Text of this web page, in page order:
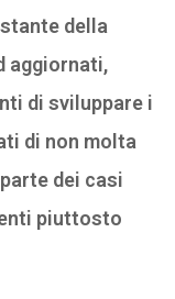
della
aggiornati,
di sviluppare i
di non molta
dei casi
piuttosto